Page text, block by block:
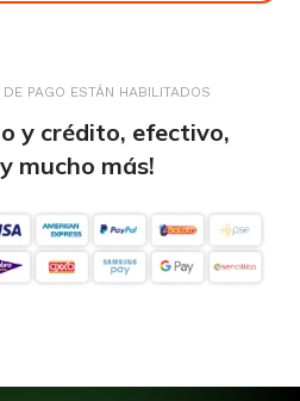
PAGO ESTÁN HABILITADOS
y crédito, efectivo,
mucho más!